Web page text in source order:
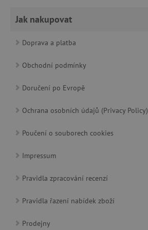
Jak nakupovat
Doprava a platba
Obchodní podmínky
Doručení po Evropě
Ochrana osobních údajů (Privacy Policy)
Poučení o souborech cookies
Impressum
Pravidla zpracování recenzí
Pravidla řazení nabídek zboží
Prodejny
cjConsent
CookieScriptConsent